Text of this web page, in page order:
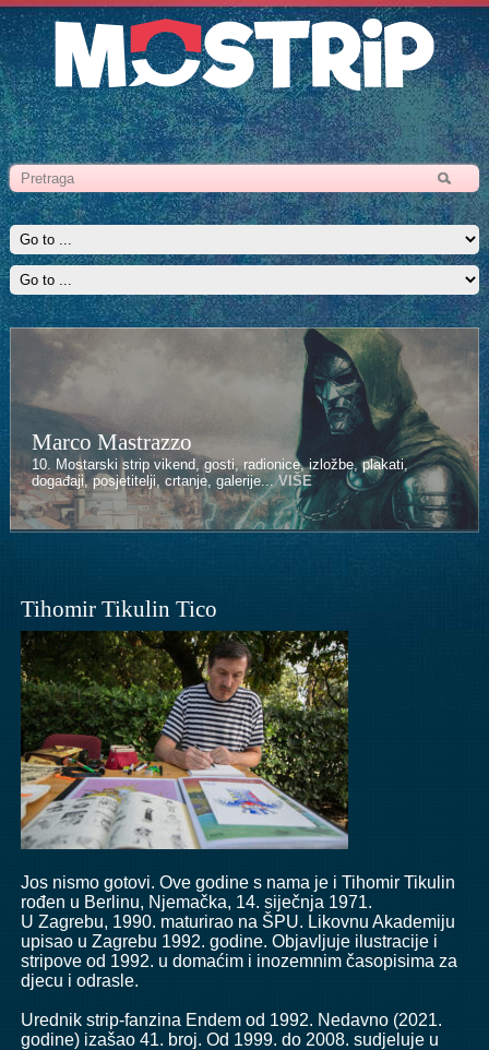
Marco Mastrazzo
10. Mostarski strip vikend, gosti, radionice, izložbe, plakati,
događaji, posjetitelji, crtanje, galerije...VIŠE
Kenan Halilović
10. Mostarski strip vikend, gosti, radionice, izložbe, plakati,
događaji, posjetitelji, crtanje, galerije...VIŠE
Tihomir Tikulin Tico
Jos nismo gotovi. Ove godine s nama je i Tihomir Tikulin
rođen u Berlinu, Njemačka, 14. siječnja 1971.
U Zagrebu, 1990. maturirao na ŠPU. Likovnu Akademiju
upisao u Zagrebu 1992. godine. Objavljuje ilustracije i
stripove od 1992. u domaćim i inozemnim časopisima za
djecu i odrasle.
Urednik strip-fanzina Endem od 1992. Nedavno (2021.
godine) izašao 41. broj. Od 1999. do 2008. sudjeluje u